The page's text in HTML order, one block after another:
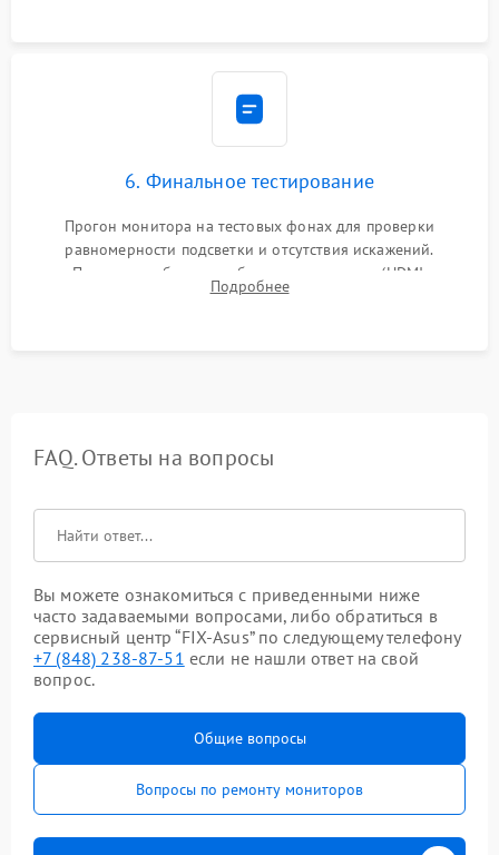
6. Финальное тестирование
Прогон монитора на тестовых фонах для проверки
равномерности подсветки и отсутствия искажений.
Проверка работоспособности всех портов (HDMI,
DisplayPort, VGA) и кнопок управления под нагрузкой в
Подробнее
FAQ. Ответы на вопросы
Вы можете ознакомиться с приведенными ниже
часто задаваемыми вопросами, либо обратиться в
сервисный центр “FIX-Asus” по следующему телефону
+7 (848) 238-87-51 если не нашли ответ на свой
вопрос.
Общие вопросы
Вопросы по ремонту мониторов